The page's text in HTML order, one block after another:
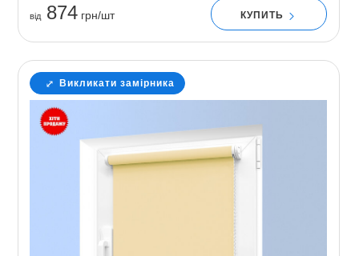
вiд874грн/шт КУПИТЬ
Викликати замірника